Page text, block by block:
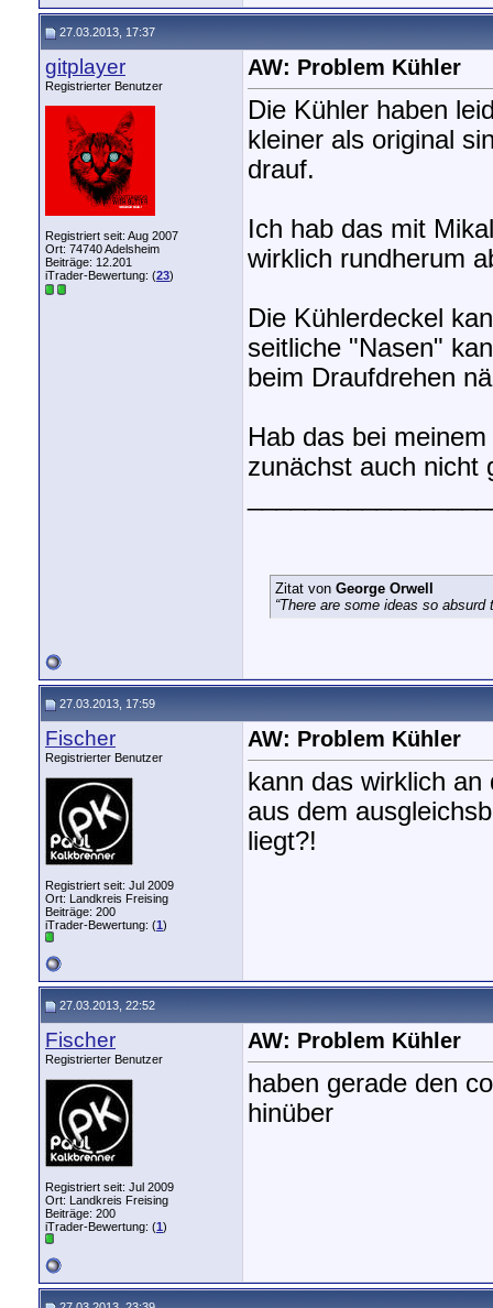
27.03.2013, 17:37
gitplayer
Registrierter Benutzer
Registriert seit: Aug 2007
Ort: 74740 Adelsheim
Beiträge: 12.201
iTrader-Bewertung: (23)
AW: Problem Kühler
Die Kühler haben
kleiner als original
drauf.
Ich hab das mit
wirklich rundherum
Die Kühlerdeckel
seitliche "Nasen"
beim Draufdrehen
Hab das bei
zunächst auch nicht
Zitat von George Orwell
“There are some ideas so
27.03.2013, 17:59
Fischer
Registrierter Benutzer
Registriert seit: Jul 2009
Ort: Landkreis Freising
Beiträge: 200
iTrader-Bewertung: (1)
AW: Problem Kühler
kann das wirklich
aus dem
liegt?!
27.03.2013, 22:52
Fischer
Registrierter Benutzer
Registriert seit: Jul 2009
Ort: Landkreis Freising
Beiträge: 200
iTrader-Bewertung: (1)
AW: Problem Kühler
haben gerade den
hinüber